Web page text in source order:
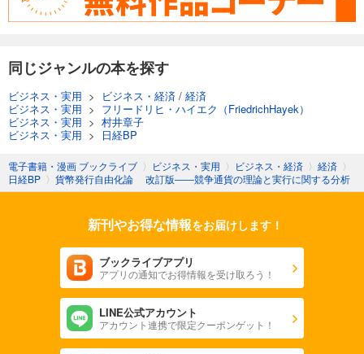
同じジャンルの本を探す
ビジネス・実用 > ビジネス・経済 / 経済
ビジネス・実用 > フリードリヒ・ハイエク（FriedrichHayek）
ビジネス・実用 > 村井章子
ビジネス・実用 > 日経BP
電子書籍・漫画 ブックライブ 〉 ビジネス・実用 〉 ビジネス・経済 〉 経済 〉
日経BP 〉 貨幣発行自由化論 改訂版――競争通貨の理論と実行に関する分析
新刊やお得な情報をお届けします！
ブックライブアプリ
アプリの通知でお得情報を受け取ろう！
LINE公式アカウント
アカウント連携で限定クーポンゲット！